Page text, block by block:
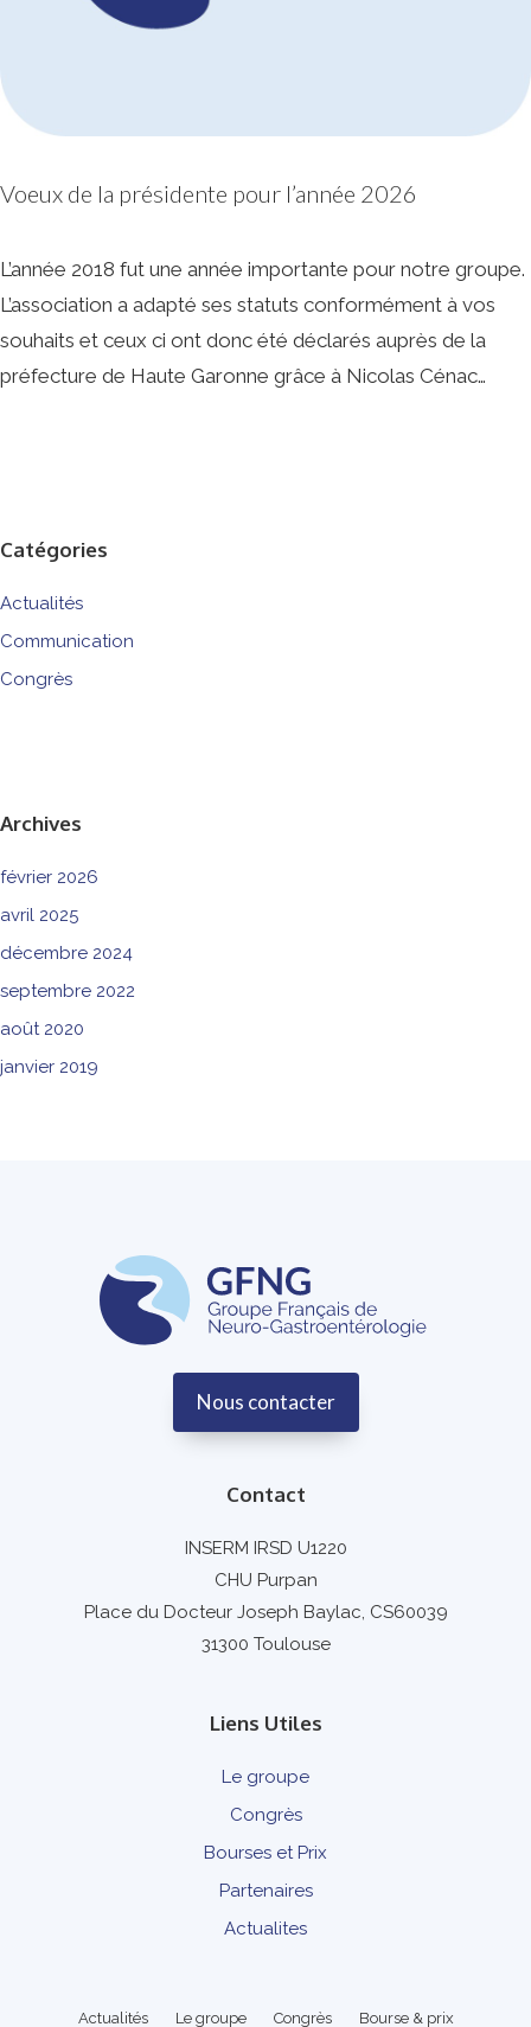
Voeux de la présidente pour l’année 2026
L’année 2018 fut une année importante pour notre groupe.
L’association a adapté ses statuts conformément à vos
souhaits et ceux ci ont donc été déclarés auprès de la
préfecture de Haute Garonne grâce à Nicolas Cénac…
Catégories
Actualités
Communication
Congrès
Archives
février 2026
avril 2025
décembre 2024
septembre 2022
août 2020
janvier 2019
Nous contacter
Contact
INSERM IRSD U1220
CHU Purpan
Place du Docteur Joseph Baylac, CS60039
31300 Toulouse
Liens Utiles
Le groupe
Congrès
Bourses et Prix
Partenaires
Actualites
Actualités Le groupe Congrès Bourse & prix